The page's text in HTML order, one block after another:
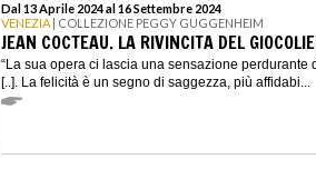
Dal 13 Aprile 2024 al 16 Settembre 2024
VENEZIA | COLLEZIONE PEGGY GUGGENHEIM
JEAN COCTEAU. LA RIVINCITA DEL
“La sua opera ci lascia una sensazione perdurante
[..]. La felicità è un segno di saggezza, più affidabi...